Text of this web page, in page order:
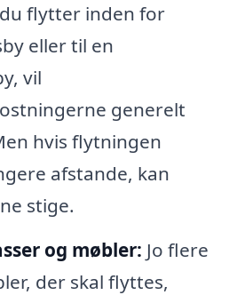
flytter inden for
eller til en
vil
generelt
hvis flytningen
afstande, kan
stige.
og møbler: Jo flere
der skal flyttes,